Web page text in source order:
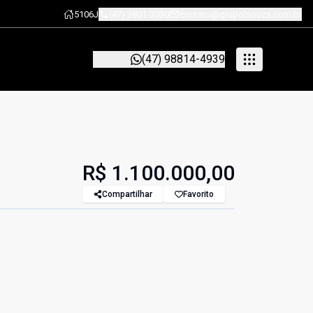
5106J
(47) 98814-4939
R$ 1.100.000,00
Compartilhar Favorito